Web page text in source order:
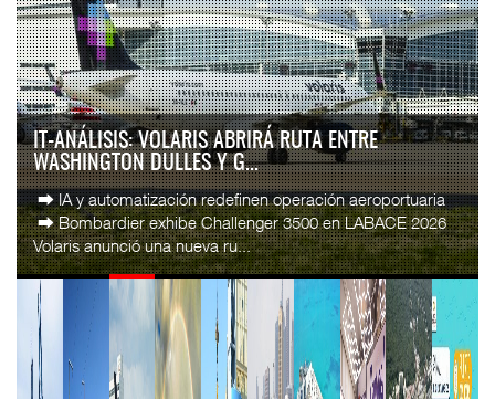
IT-ANÁLISIS: VOLARIS ABRIRÁ RUTA ENTRE
WASHINGTON DULLES Y G...
⮕ IA y automatización redefinen operación aeroportuaria
⮕ Bombardier exhibe Challenger 3500 en LABACE 2026
Volaris anunció una nueva ru...